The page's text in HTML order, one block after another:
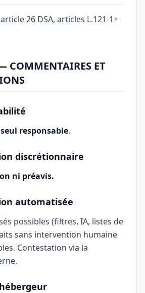
26 DSA, articles L.121-1+
COMMENTAIRES ET
seul responsable.
discrétionnaire
ni préavis.
automatisée
possibles (filtres, IA, listes de
sans intervention humaine
Contestation via la